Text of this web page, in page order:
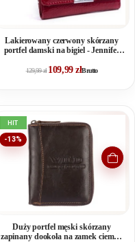
Lakierowany czerwony skórzany
portfel damski na bigiel - Jennifer
129,99zł 109,99złBrutto
HIT
-13%
Duży portfel męski skórzany
zapinany dookoła na zamek ciemny